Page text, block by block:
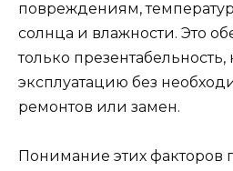
повреждениям,
солнца и влажности. Это
только
эксплуатацию без
ремонтов или замен.
Понимание этих факторов